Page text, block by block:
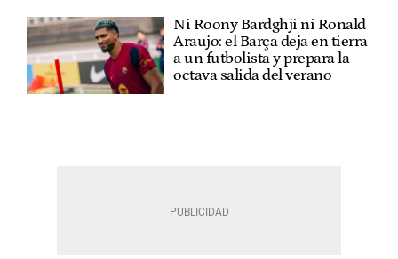
Ni Roony Bardghji ni Ronald
Araujo: el Barça deja en tierra
a un futbolista y prepara la
octava salida del verano